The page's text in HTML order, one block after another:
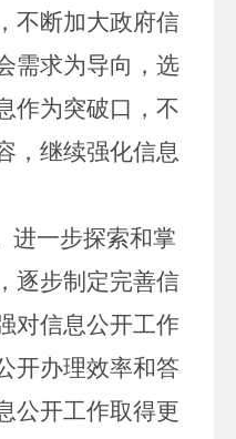
不断加大政府信
需求为导向，选
作为突破口，不
，继续强化信息
进一步探索和掌
逐步制定完善信
对信息公开工作
开办理效率和答
公开工作取得更